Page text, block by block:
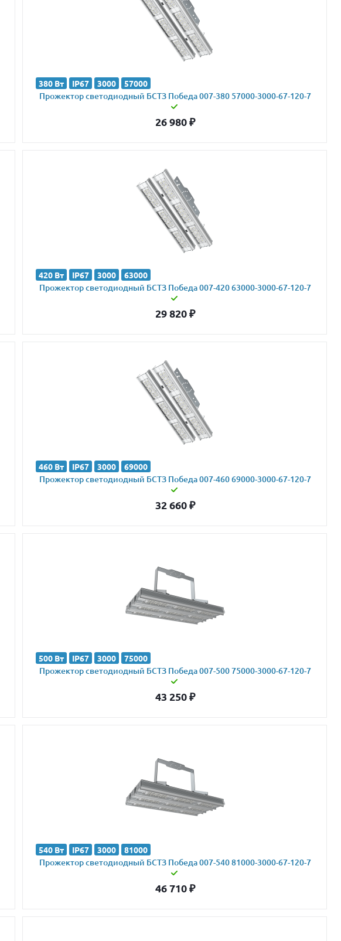
380 Вт IP67 3000 57000
Прожектор светодиодный БСТЗ Победа 007-380 57000-3000-67-120-7
26 980₽
420 Вт IP67 3000 63000
Прожектор светодиодный БСТЗ Победа 007-420 63000-3000-67-120-7
29 820₽
460 Вт IP67 3000 69000
Прожектор светодиодный БСТЗ Победа 007-460 69000-3000-67-120-7
32 660₽
500 Вт IP67 3000 75000
Прожектор светодиодный БСТЗ Победа 007-500 75000-3000-67-120-7
43 250₽
540 Вт IP67 3000 81000
Прожектор светодиодный БСТЗ Победа 007-540 81000-3000-67-120-7
46 710₽